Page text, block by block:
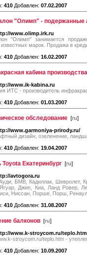
410 Добавлен: 07.02.2007
"Олимп" - подержанные
www.olimp.irk.ru
"Олимп" занимается
марок. Продажа в
410 Добавлен: 16.02.2007
кабина
www.ik-kabina.ru
ИТС - производитель
410 Добавлен: 01.03.2007
обследование [ru]
www.garmoniya-prirody.ru/
дизайн, озеленение,
410 Добавлен: 19.04.2007
Toyota Екатеринбург [ru]
avtogora.ru
БМВ, Кадиллак, Шевролет,
Джип, Киа, Ланд Ровер,
Ниссан, Порше, Порш,
410 Добавлен: 31.08.2007
балконов [ru]
www.k-stroycom.ru/teplo.htm
stroycom.ru/teplo.htm -
410 Добавлен: 10.09.2007